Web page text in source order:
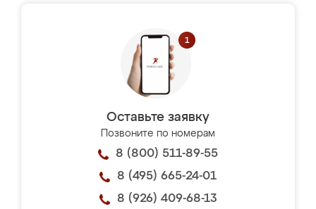
Оставьте заявку
Позвоните по номерам
8 (800) 511-89-55
8 (495) 665-24-01
8 (926) 409-68-13